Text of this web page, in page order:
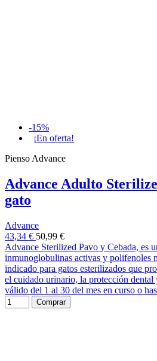
-15%
¡En oferta!
Pienso Advance
Advance Adulto
gato
Advance
43,34 € 50,99 €
Advance Sterilized Pavo y Cebada, es
inmunoglobulinas activas y polifenoles
indicado para gatos esterilizados que
el cuidado urinario, la protección dental
válido del 1 al 30 del mes en curso o
Comprar